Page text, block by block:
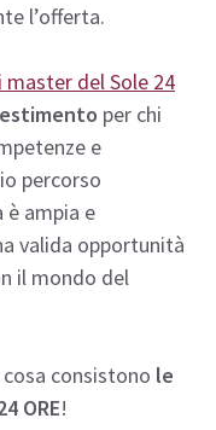
l’offerta.
master del Sole 24
per chi
e
percorso
ampia e
valida opportunità
il mondo del
consistono le
ORE!